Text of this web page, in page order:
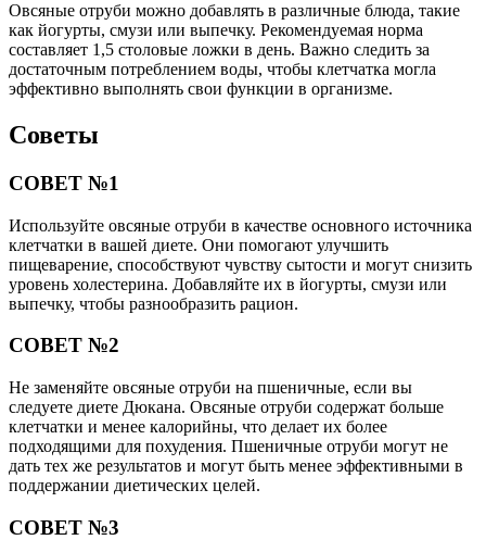
Овсяные отруби можно добавлять в различные блюда, такие
как йогурты, смузи или выпечку. Рекомендуемая норма
составляет 1,5 столовые ложки в день. Важно следить за
достаточным потреблением воды, чтобы клетчатка могла
эффективно выполнять свои функции в организме.
Советы
СОВЕТ №1
Используйте овсяные отруби в качестве основного источника
клетчатки в вашей диете. Они помогают улучшить
пищеварение, способствуют чувству сытости и могут снизить
уровень холестерина. Добавляйте их в йогурты, смузи или
выпечку, чтобы разнообразить рацион.
СОВЕТ №2
Не заменяйте овсяные отруби на пшеничные, если вы
следуете диете Дюкана. Овсяные отруби содержат больше
клетчатки и менее калорийны, что делает их более
подходящими для похудения. Пшеничные отруби могут не
дать тех же результатов и могут быть менее эффективными в
поддержании диетических целей.
СОВЕТ №3